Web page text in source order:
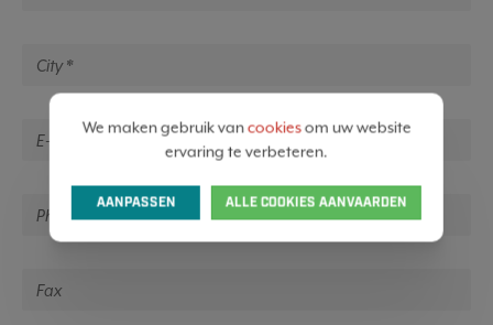
We maken gebruik vancookiesom uw website
ervaring te verbeteren.
AANPASSEN ALLE COOKIES AANVAARDEN